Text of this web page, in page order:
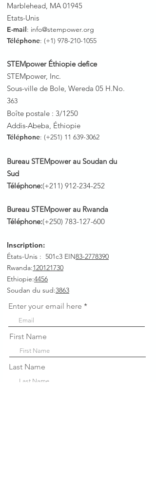
Marblehead, MA 01945
Etats-Unis
E-mail: info@stempower.org
Téléphone: (+1) 978-210-1055
STEMpower Éthiopie defice
STEMpower, Inc.
Sous-ville de Bole, Wereda 05 H.No.
363
Boîte postale : 3/1250
Addis-Abeba, Éthiopie
Téléphone: (+251) 11 639-3062
Bureau STEMpower au Soudan du
Sud
Téléphone:(+211) 912-234-252
Bureau STEMpower au Rwanda
Téléphone:(+250) 783-127-600
Inscription:
États-Unis : 501c3 EIN83-2778390
Rwanda:120121730
Ethiopie:4456
Soudan du sud:3863
Enter your email here
First Name
Last Name